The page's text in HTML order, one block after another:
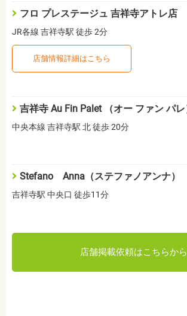
フロ プレステージュ 吉祥寺アトレ店
JR各線 吉祥寺駅 徒歩 2分
店舗情報詳細はこちら
吉祥寺 Au Fin Palet （オー ファン パレ
中央本線 吉祥寺駅 北 徒歩 20分
Stefano Anna（ステファノアンナ）
吉祥寺駅 中央口 徒歩11分
店舗掲載依頼はこちらから